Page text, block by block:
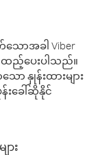
ာအခါ Viber
ည့်ပေးပါသည်။
နှုန်းထားများ
းခေါ်ဆိုနိုင်
ား